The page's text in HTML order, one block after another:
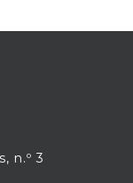
n.º 3